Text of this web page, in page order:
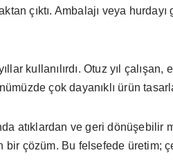
çıktı. Ambalajı veya
kullanılırdı. Otuz yıl
çok dayanıklı ürün
atıklardan ve geri
çözüm. Bu felsefede üretim;